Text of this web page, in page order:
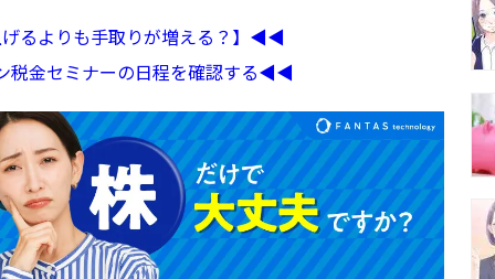
るよりも手取りが増える？】◀︎◀︎
金セミナーの日程を確認する◀︎◀︎